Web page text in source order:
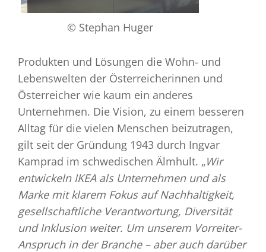
© Stephan Huger
Produkten und Lösungen die Wohn- und
Lebenswelten der Österreicherinnen und
Österreicher wie kaum ein anderes
Unternehmen. Die Vision, zu einem besseren
Alltag für die vielen Menschen beizutragen,
gilt seit der Gründung 1943 durch Ingvar
Kamprad im schwedischen Älmhult. „Wir
entwickeln IKEA als Unternehmen und als
Marke mit klarem Fokus auf Nachhaltigkeit,
gesellschaftliche Verantwortung, Diversität
und Inklusion weiter. Um unserem Vorreiter-
Anspruch in der Branche – aber auch darüber